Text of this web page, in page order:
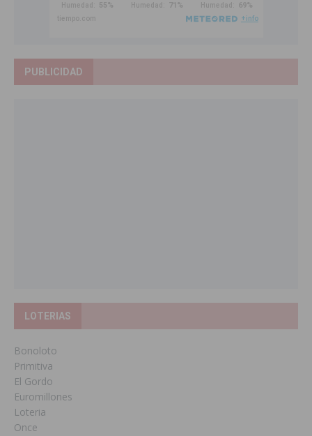
PUBLICIDAD
LOTERIAS
Bonoloto
Primitiva
El Gordo
Euromillones
Loteria
Once